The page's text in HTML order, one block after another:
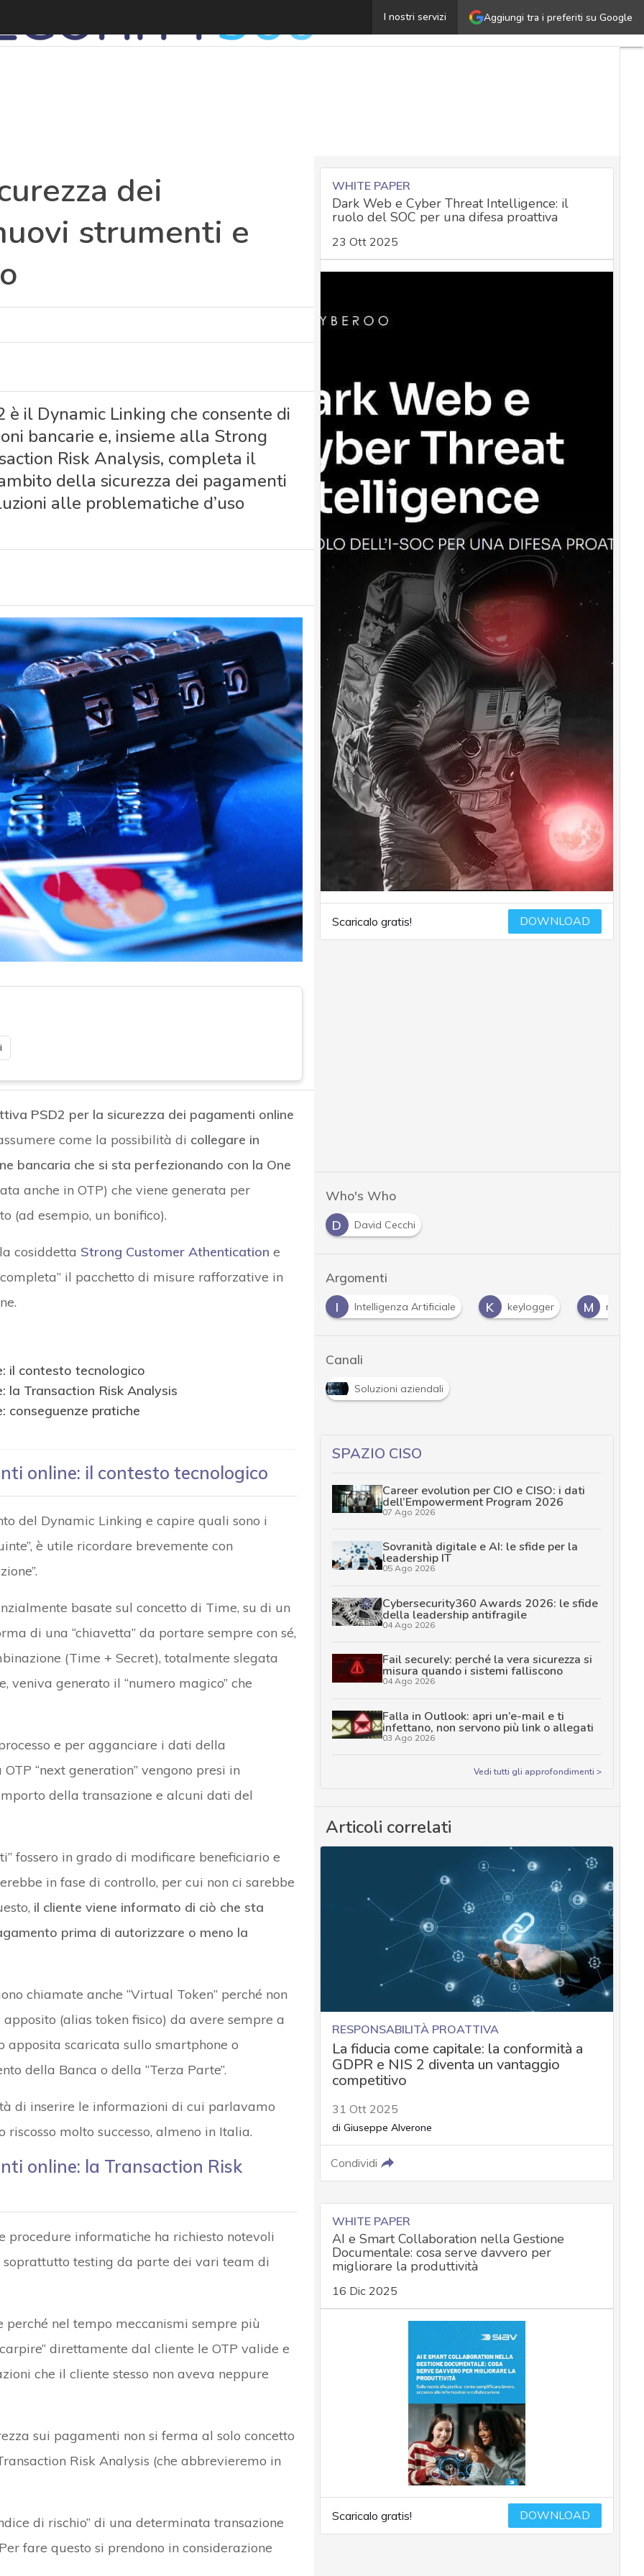
Aggiungi tra i preferiti su Google
I nostri servizi
Direttiva PSD2 e sicurezza dei pagamenti online:
dei
strumenti e
il Dynamic Linking che consente di
bancarie e, insieme alla Strong
Risk Analysis, completa il
della sicurezza dei pagamenti
alle problematiche d’uso
PSD2 per la sicurezza dei pagamenti online
come la possibilità di collegare in
bancaria che si sta perfezionando con la One
anche in OTP) che viene generata per
(ad esempio, un bonifico).
cosiddetta Strong Customer Athentication e
il pacchetto di misure rafforzative in
il contesto tecnologico
la Transaction Risk Analysis
conseguenze pratiche
online: il contesto tecnologico
del Dynamic Linking e capire quali sono i
è utile ricordare brevemente con
basate sul concetto di Time, su di un
di una “chiavetta” da portare sempre con sé,
(Time + Secret), totalmente slegata
generato il “numero magico” che
e per agganciare i dati della
“next generation” vengono presi in
della transazione e alcuni dati del
fossero in grado di modificare beneficiario e
in fase di controllo, per cui non ci sarebbe
il cliente viene informato di ciò che sta
prima di autorizzare o meno la
chiamate anche “Virtual Token” perché non
(alias token fisico) da avere sempre a
scaricata sullo smartphone o
della Banca o della “Terza Parte”.
di inserire le informazioni di cui parlavamo
molto successo, almeno in Italia.
online: la Transaction Risk
informatiche ha richiesto notevoli
testing da parte dei vari team di
nel tempo meccanismi sempre più
direttamente dal cliente le OTP valide e
che il cliente stesso non aveva neppure
sui pagamenti non si ferma al solo concetto
Risk Analysis (che abbrevieremo in
di rischio” di una determinata transazione
fare questo si prendono in considerazione
WHITE PAPER
Dark Web e Cyber Threat Intelligence: il
ruolo del SOC per una difesa proattiva
23 Ott 2025
Scaricalo gratis! DOWNLOAD
Who's Who
D
David Cecchi
Argomenti
I Intelligenza Artificiale K keylogger M
Canali
Soluzioni aziendali
SPAZIO CISO
Career evolution per CIO e CISO: i dati
dell’Empowerment Program 2026
07 Ago 2026
Sovranità digitale e AI: le sfide per la
leadership IT
05 Ago 2026
Cybersecurity360 Awards 2026: le sfide
della leadership antifragile
04 Ago 2026
Fail securely: perché la vera sicurezza si
misura quando i sistemi falliscono
04 Ago 2026
Falla in Outlook: apri un’e-mail e ti
infettano, non servono più link o allegati
03 Ago 2026
Vedi tutti gli approfondimenti >
Articoli correlati
RESPONSABILITÀ PROATTIVA
La fiducia come capitale: la conformità a
GDPR e NIS 2 diventa un vantaggio
competitivo
31 Ott 2025
di Giuseppe Alverone
Condividi
WHITE PAPER
AI e Smart Collaboration nella Gestione
Documentale: cosa serve davvero per
migliorare la produttività
16 Dic 2025
Scaricalo gratis! DOWNLOAD